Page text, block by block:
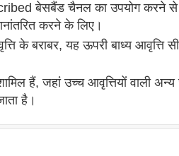
बेसबैंड चैनल का उपयोग करने
करने के लिए।
के बराबर, यह ऊपरी बाध्य आवृत्ति
हैं, जहां उच्च आवृत्तियों वाली अन्य
है।